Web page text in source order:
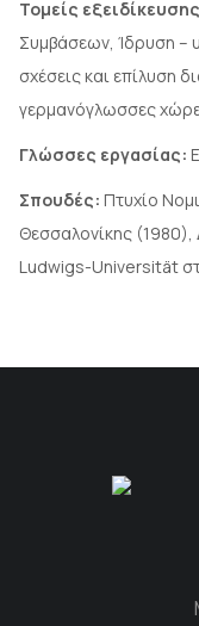
Τομείς
Συμβάσεων, Ίδρυση –
σχέσεις και επίλυση
γερμανόγλωσσες
Γλώσσες εργασίας:
Σπουδές: Πτυχίο
Θεσσαλονίκης (1980),
Ludwigs-Universität